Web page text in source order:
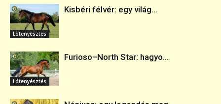
Lótenyésztés
Kisbéri félvér: egy világ...
Lótenyésztés
Furioso–North Star: hagyo...